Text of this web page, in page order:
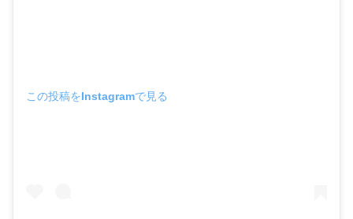
この投稿をInstagramで見る